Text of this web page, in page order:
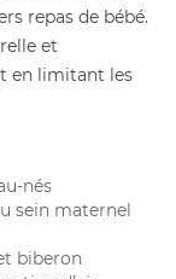
repas de bébé.
et
en limitant les
nés
sein maternel
biberon